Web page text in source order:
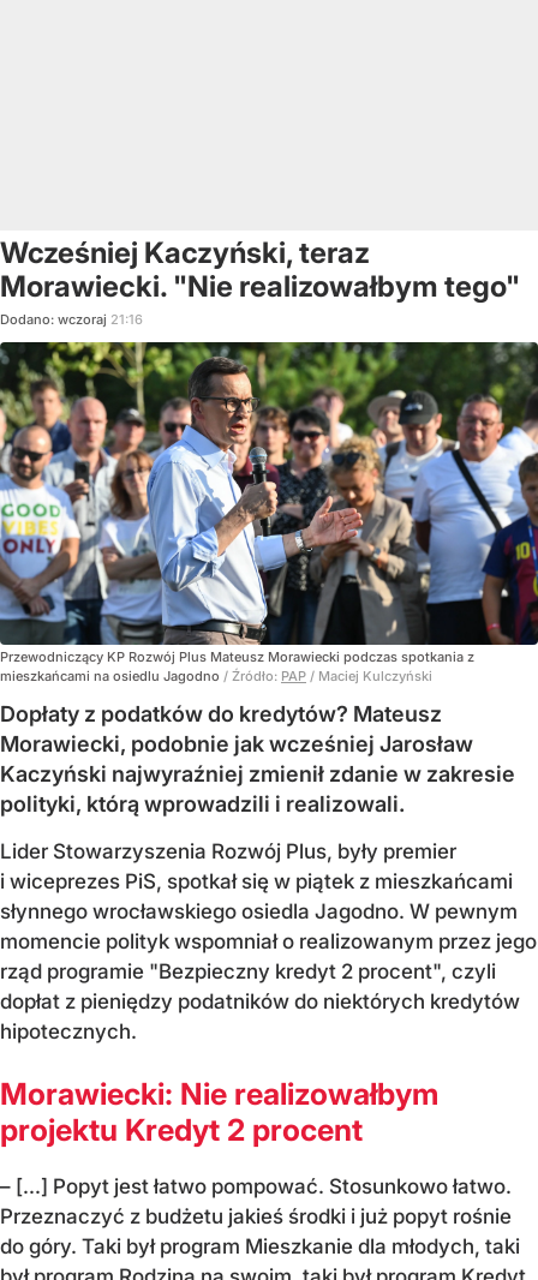
Wcześniej Kaczyński, teraz
Morawiecki. "Nie realizowałbym tego"
Dodano: wczoraj 21:16
Przewodniczący KP Rozwój Plus Mateusz Morawiecki podczas spotkania z
mieszkańcami na osiedlu Jagodno / Źródło: PAP / Maciej Kulczyński
Dopłaty z podatków do kredytów? Mateusz
Morawiecki, podobnie jak wcześniej Jarosław
Kaczyński najwyraźniej zmienił zdanie w zakresie
polityki, którą wprowadzili i realizowali.
Lider Stowarzyszenia Rozwój Plus, były premier
i wiceprezes PiS, spotkał się w piątek z mieszkańcami
słynnego wrocławskiego osiedla Jagodno. W pewnym
momencie polityk wspomniał o realizowanym przez jego
rząd programie "Bezpieczny kredyt 2 procent", czyli
dopłat z pieniędzy podatników do niektórych kredytów
hipotecznych.
Morawiecki: Nie realizowałbym
projektu Kredyt 2 procent
– [...] Popyt jest łatwo pompować. Stosunkowo łatwo.
Przeznaczyć z budżetu jakieś środki i już popyt rośnie
do góry. Taki był program Mieszkanie dla młodych, taki